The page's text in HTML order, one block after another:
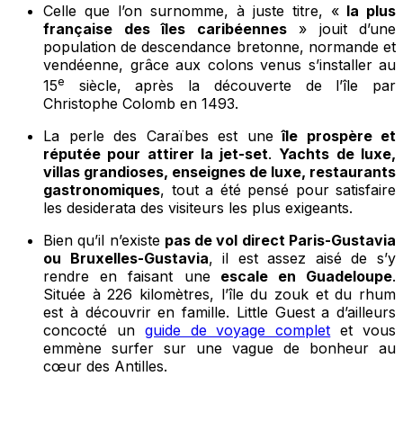
Celle que l’on surnomme, à juste titre, « la plus
française des îles caribéennes» jouit d’une
population de descendance bretonne, normande et
vendéenne, grâce aux colons venus s’installer au
15e
siècle, après la découverte de l’île par
Christophe Colomb en 1493.
La perle des Caraïbes est uneîle prospère et
réputée pour attirer la jet-set. Yachts de luxe,
villas grandioses, enseignes de luxe, restaurants
gastronomiques, tout a été pensé pour satisfaire
les desiderata des visiteurs les plus exigeants.
Bien qu’il n’existe pas de vol direct Paris-Gustavia
ou Bruxelles-Gustavia, il est assez aisé de s’y
rendre en faisant uneescale en Guadeloupe.
Située à 226 kilomètres, l’île du zouk et du rhum
est à découvrir en famille. Little Guest a d’ailleurs
concocté un guide de voyage complet et vous
emmène surfer sur une vague de bonheur au
cœur des Antilles.